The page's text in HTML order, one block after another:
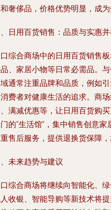
奢侈品，价格优势明显，成为
日用百货销售：品质与实惠
综合商场中的日用百货销售
、家居小物等日常必需品。
通常注重品牌和品质，例如
费者对健康生活的追求。商
满减优惠等，让日用百货购
的“生活馆”，集中销售创意
售后服务，提供退换货保障，
未来趋势与建议
综合商场将继续向智能化、
收银、智能导购等新技术将